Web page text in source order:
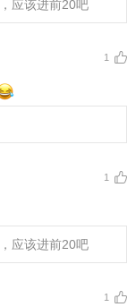
应该进前20吧
1
1
应该进前20吧
1